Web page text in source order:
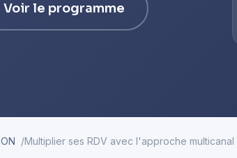
Voir le programme
Multiplier ses RDV avec l'approche multicanal